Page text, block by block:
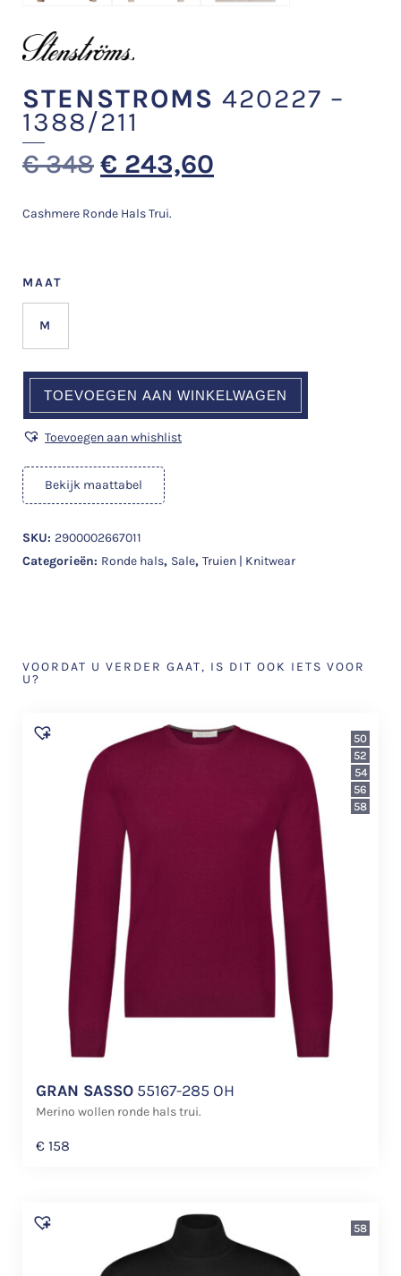
STENSTROMS 420227 –
1388/211
€348€ 243,60
Cashmere Ronde Hals Trui.
MAAT
M
TOEVOEGEN AAN WINKELWAGEN
Toevoegen aan whishlist
Bekijk maattabel
SKU: 2900002667011
Categorieën: Ronde hals, Sale, Truien | Knitwear
VOORDAT U VERDER GAAT, IS DIT OOK IETS VOOR
U?
GRAN SASSO 55167-285 OH
Merino wollen ronde hals trui.
€ 158
50
52
54
56
58
58